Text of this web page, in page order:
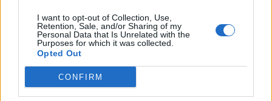
I want to opt-out of Collection, Use,
Retention, Sale, and/or Sharing of my
Personal Data that Is Unrelated with the
Purposes for which it was collected.
Opted Out
CONFIRM